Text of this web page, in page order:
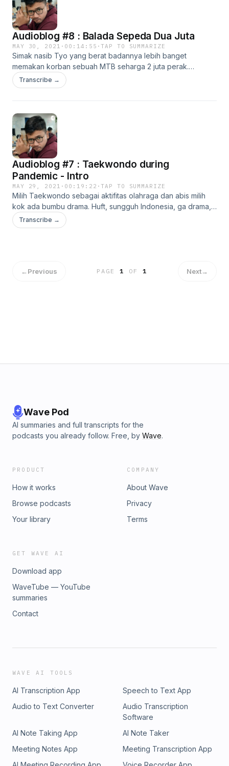
Audioblog #8 : Balada Sepeda Dua Juta
MAY 30, 2021 · 00:14:55 ·TAP TO SUMMARIZE
Simak nasib Tyo yang berat badannya lebih banget
memakan korban sebuah MTB seharga 2 juta perak.
Awalnya dia mau ngirit, ehh tetep keluar duit hihihiyy!
Transcribe →
Audioblog #7 : Taekwondo during
Pandemic - Intro
MAY 29, 2021 · 00:19:22 ·TAP TO SUMMARIZE
Milih Taekwondo sebagai aktifitas olahraga dan abis milih
kok ada bumbu drama. Huft, sungguh Indonesia, ga drama,
ga afdol. Ihiy!
Transcribe →
←Previous PAGE1 OF 1 Next→
Wave Pod
AI summaries and full transcripts for the
podcasts you already follow. Free, by Wave.
PRODUCT
How it works
Browse podcasts
Your library
COMPANY
About Wave
Privacy
Terms
GET WAVE AI
Download app
WaveTube — YouTube
summaries
Contact
WAVE AI TOOLS
AI Transcription App
Speech to Text App
Audio to Text Converter
Audio Transcription
Software
AI Note Taking App
AI Note Taker
Meeting Notes App
Meeting Transcription App